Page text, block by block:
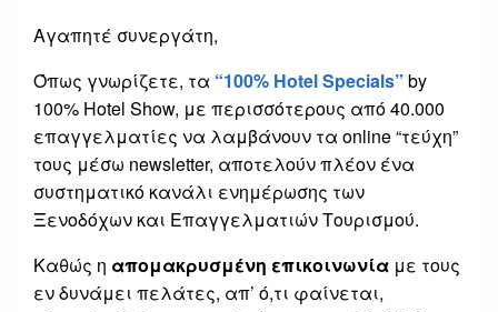
Αγαπητέ συνεργάτη,
Όπως γνωρίζετε, τα “100% Hotel Specials” by
100% Hotel Show, με περισσότερους από 40.000
επαγγελματίες να λαμβάνουν τα online “τεύχη”
τους μέσω newsletter, αποτελούν πλέον ένα
συστηματικό κανάλι ενημέρωσης των
Ξενοδόχων και Επαγγελματιών Τουρισμού.
Καθώς η απομακρυσμένη επικοινωνία με τους
εν δυνάμει πελάτες, απ’ ό,τι φαίνεται,